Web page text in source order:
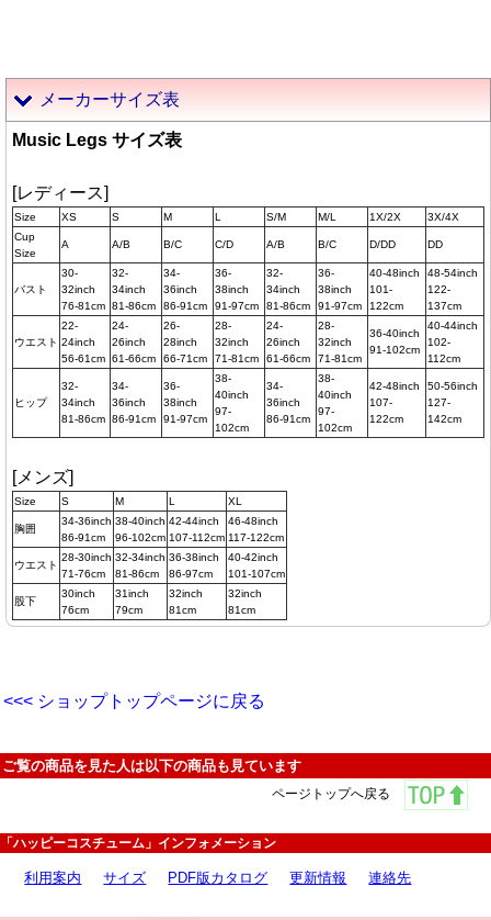
メーカーサイズ表
Music Legs サイズ表
[レディース]
Size XS S M L S/M M/L 1X/2X
3X/4X
Cup
Size
A A/B B/C C/D A/B B/C D/DD DD
バスト
30-
32inch
76-81cm
32-
34inch
81-86cm
34-
36inch
86-91cm
36-
38inch
91-97cm
32-
34inch
81-86cm
36-
38inch
91-97cm
40-48inch
101-
122cm
48-54inch
122-
137cm
ウエスト
22-
24inch
56-61cm
24-
26inch
61-66cm
26-
28inch
66-71cm
28-
32inch
71-81cm
24-
26inch
61-66cm
28-
32inch
71-81cm
36-40inch
91-102cm
40-44inch
102-
112cm
ヒップ
32-
34inch
81-86cm
34-
36inch
86-91cm
36-
38inch
91-97cm
38-
40inch
97-
102cm
34-
36inch
86-91cm
38-
40inch
97-
102cm
42-48inch
107-
122cm
50-56inch
127-
142cm
[メンズ]
Size S M L XL
胸囲
34-36inch
86-91cm
38-40inch
96-102cm
42-44inch
107-112cm
46-48inch
117-122cm
ウエスト
28-30inch
71-76cm
32-34inch
81-86cm
36-38inch
86-97cm
40-42inch
101-107cm
股下
30inch
76cm
31inch
79cm
32inch
81cm
32inch
81cm
<<< ショップトップページに戻る
ご覧の商品を見た人は以下の商品も見ています
ページトップへ戻る
「ハッピーコスチューム」インフォメーション
利用案内 サイズ PDF版カタログ 更新情報 連絡先